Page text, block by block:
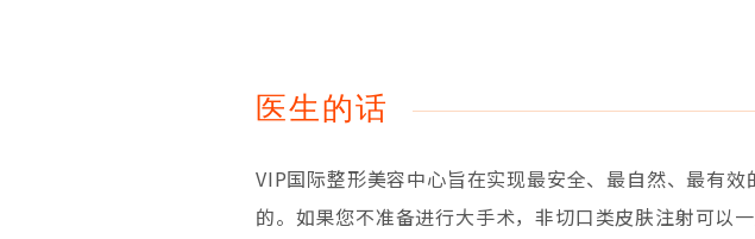
医生的话
VIP国际整形美容中心旨在实现最安全、最自然、最有
的。如果您不准备进行大手术，非切口类皮肤注射可以